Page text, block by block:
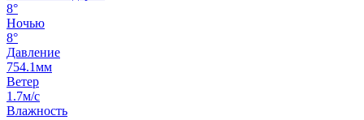
8°
Ночью
8°
Давление
754.1мм
Ветер
1.7м/с
Влажность